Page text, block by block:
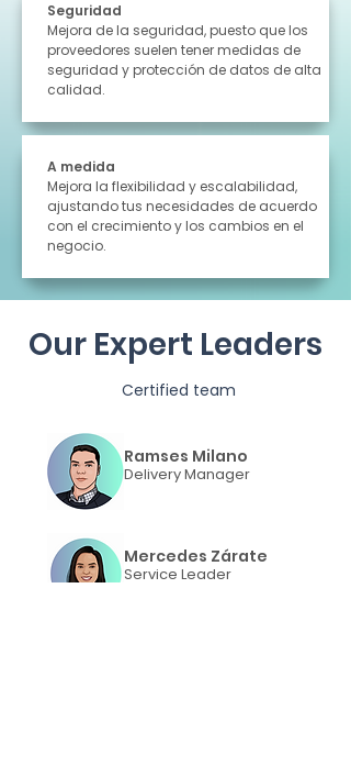
Seguridad
Mejora de la seguridad, puesto que los
proveedores suelen tener medidas de
seguridad y protección de datos de alta
calidad.
A medida
Mejora la flexibilidad y escalabilidad,
ajustando tus necesidades de acuerdo
con el crecimiento y los cambios en el
negocio.
Our Expert Leaders
Certified team
Ramses Milano
Delivery Manager
Mercedes Zárate
Service Leader